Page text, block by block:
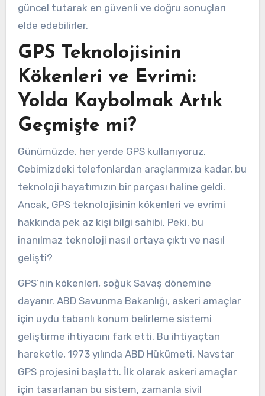
güncel tutarak en güvenli ve doğru sonuçları
elde edebilirler.
GPS Teknolojisinin
Kökenleri ve Evrimi:
Yolda Kaybolmak Artık
Geçmişte mi?
Günümüzde, her yerde GPS kullanıyoruz.
Cebimizdeki telefonlardan araçlarımıza kadar, bu
teknoloji hayatımızın bir parçası haline geldi.
Ancak, GPS teknolojisinin kökenleri ve evrimi
hakkında pek az kişi bilgi sahibi. Peki, bu
inanılmaz teknoloji nasıl ortaya çıktı ve nasıl
gelişti?
GPS’nin kökenleri, soğuk Savaş dönemine
dayanır. ABD Savunma Bakanlığı, askeri amaçlar
için uydu tabanlı konum belirleme sistemi
geliştirme ihtiyacını fark etti. Bu ihtiyaçtan
hareketle, 1973 yılında ABD Hükümeti, Navstar
GPS projesini başlattı. İlk olarak askeri amaçlar
için tasarlanan bu sistem, zamanla sivil